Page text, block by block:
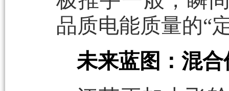
品质电能质量的“
未来蓝图：混